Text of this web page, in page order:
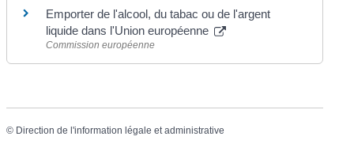
Emporter de l'alcool, du tabac ou de l'argent
liquide dans l'Union européenne
Commission européenne
© Direction de l'information légale et administrative